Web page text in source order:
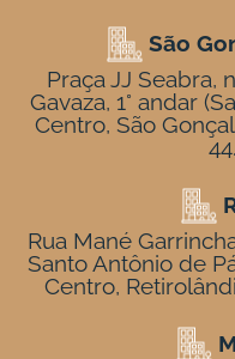
São
Praça JJ Seabra,
Gavaza, 1° andar
Centro, São
Rua Mané
Santo Antônio de
Centro,